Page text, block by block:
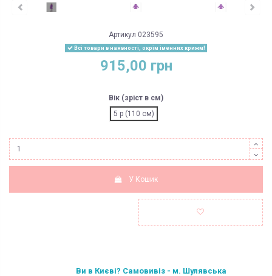
Артикул 023595
Всі товари в наявності, окрім іменних крижм!
915,00 грн
Вік (зріст в см)
5 р (110 см)
У Кошик
Ви в Києві? Самовивіз - м. Шулявська